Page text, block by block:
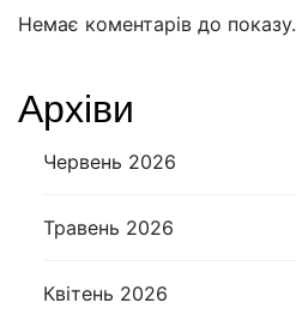
Немає коментарів до показу.
Архіви
Червень 2026
Травень 2026
Квітень 2026